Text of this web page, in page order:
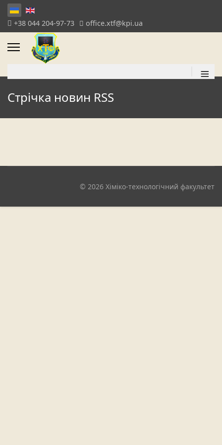
+38 044 204-97-73 office.xtf@kpi.ua
≡
Стрічка новин RSS
© 2026 Хіміко-технологічний факультет